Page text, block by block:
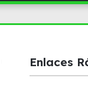
Enlaces